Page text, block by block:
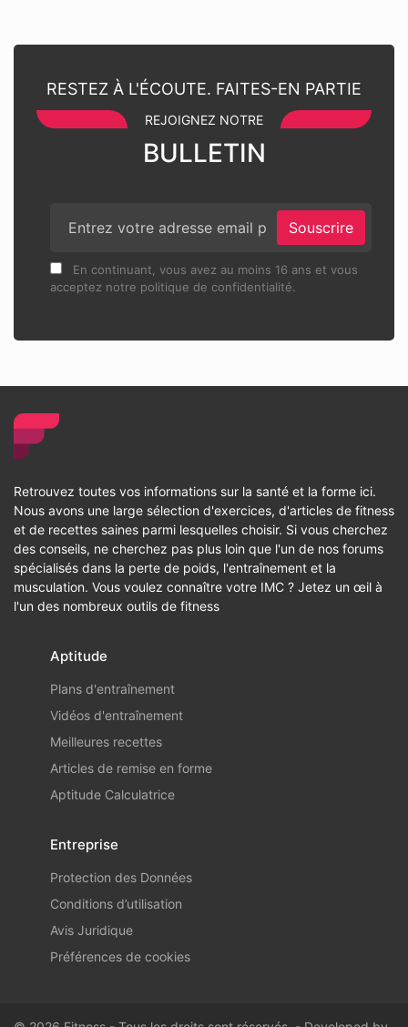
RESTEZ À L'ÉCOUTE. FAITES-EN PARTIE
REJOIGNEZ NOTRE
BULLETIN
Souscrire
En continuant, vous avez au moins 16 ans et vous
acceptez notre politique de confidentialité.
Retrouvez toutes vos informations sur la santé et la forme ici.
Nous avons une large sélection d'exercices, d'articles de fitness
et de recettes saines parmi lesquelles choisir. Si vous cherchez
des conseils, ne cherchez pas plus loin que l'un de nos forums
spécialisés dans la perte de poids, l'entraînement et la
musculation. Vous voulez connaître votre IMC ? Jetez un œil à
l'un des nombreux outils de fitness
Aptitude
Plans d'entraînement
Vidéos d'entraînement
Meilleures recettes
Articles de remise en forme
Aptitude Calculatrice
Entreprise
Protection des Données
Conditions d’utilisation
Avis Juridique
Préférences de cookies